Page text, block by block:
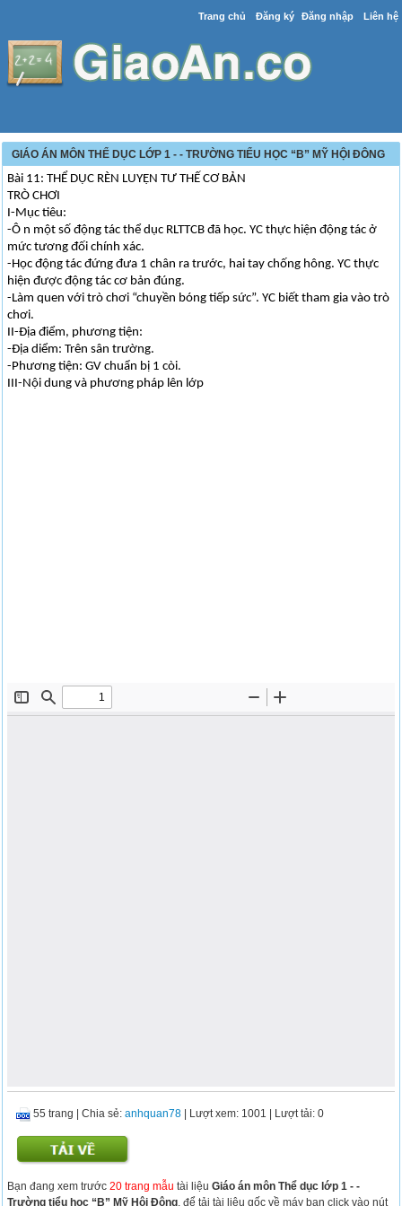
Trang chủ Đăng ký Đăng nhập Liên hệ
GIÁO ÁN MÔN THỂ DỤC LỚP 1 - - TRƯỜNG TIỂU HỌC “B” MỸ HỘI ĐÔNG
Bài 11: THỂ DỤC RÈN LUYỆN TƯ THẾ CƠ BẢN
TRÒ CHƠI
I-Mục tiêu:
-Ô n một số động tác thể dục RLTTCB đã học. YC thực hiện động tác ở
mức tương đối chính xác.
-Học động tác đứng đưa 1 chân ra trước, hai tay chống hông. YC thực
hiện được động tác cơ bản đúng.
-Làm quen với trò chơi “chuyền bóng tiếp sức”. YC biết tham gia vào trò
chơi.
II-Địa điểm, phương tiện:
-Địa diểm: Trên sân trường.
-Phương tiện: GV chuẩn bị 1 còi.
III-Nội dung và phương pháp lên lớp
55 trang |Chia sẻ:anhquan78 | Lượt xem: 1001 | Lượt tải: 0
Bạn đang xem trước20 trang mẫu tài liệuGiáo án môn Thể dục lớp 1 - -
Trường tiểu học “B” Mỹ Hội Đông , để tải tài liệu gốc về máy bạn click vào nút